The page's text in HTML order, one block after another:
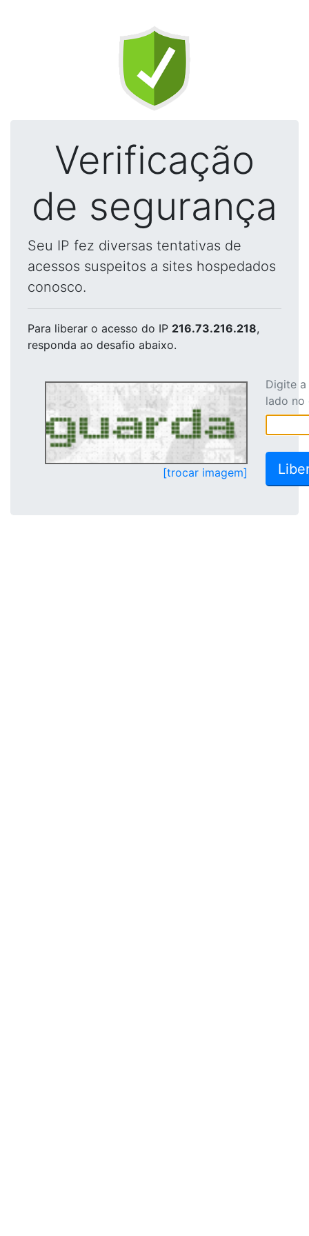
Verificação
de segurança
Seu IP fez diversas tentativas de
acessos suspeitos a sites hospedados
conosco.
Para liberar o acesso do IP 216.73.216.218,
responda ao desafio abaixo.
[trocar imagem]
Digite
lado no